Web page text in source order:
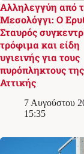
Αλληλεγγύη από
Μεσολόγγι: Ο
Σταυρός
τρόφιμα και είδη
υγιεινής για τους
πυρόπληκτους της
Αττικής
7 Αυγούστου
15:35